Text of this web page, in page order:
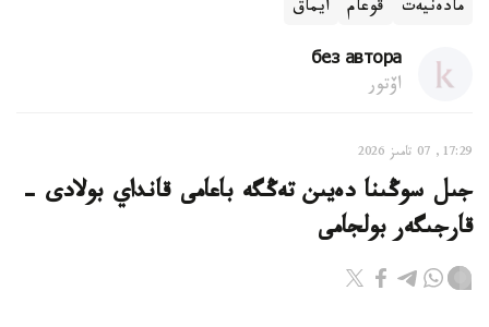
مادەنيەت قوعام ايماق
без автора
اۆتور
17:29, 07 تامىز 2026
جىل سوڭىنا دەيىن تەڭگە باعامى قانداي بولادى -
قارجىگەر بولجامى